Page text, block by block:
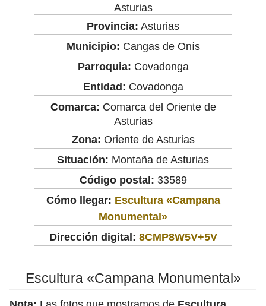
Asturias
Provincia: Asturias
Municipio: Cangas de Onís
Parroquia: Covadonga
Entidad: Covadonga
Comarca: Comarca del Oriente de
Asturias
Zona: Oriente de Asturias
Situación: Montaña de Asturias
Código postal: 33589
Cómo llegar: Escultura «Campana
Monumental»
Dirección digital: 8CMP8W5V+5V
Escultura «Campana Monumental»